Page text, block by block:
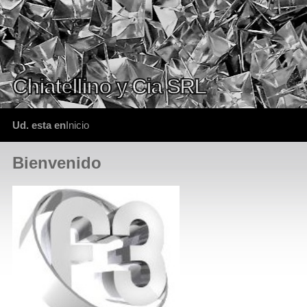
Chiatellino y Cia SRL
Ud. esta enInicio
Bienvenido